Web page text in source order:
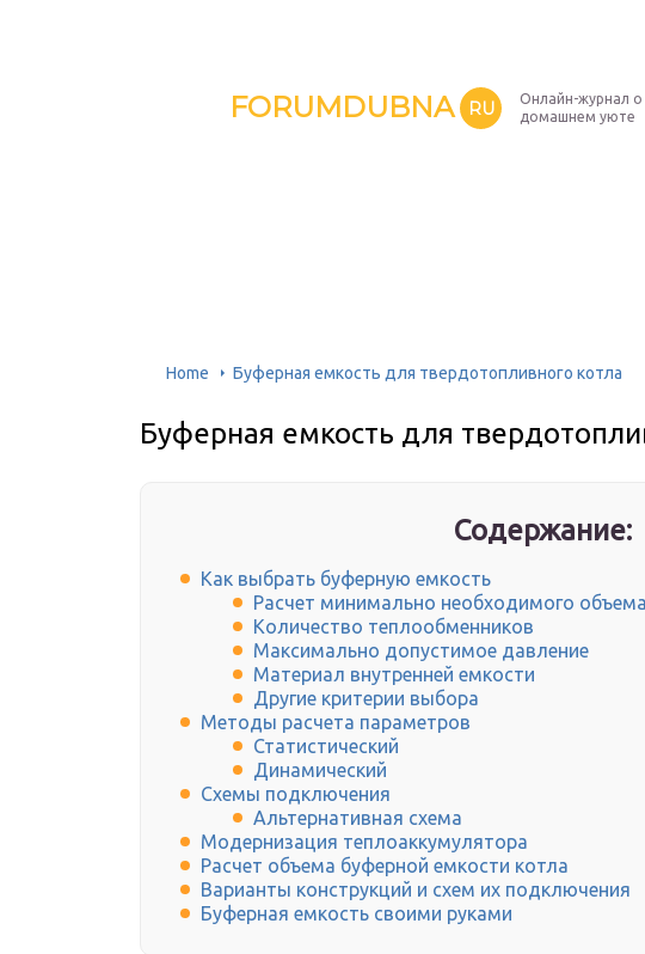
FORUMDUBNA RU
Онлайн-журнал о
домашнем уюте
Home Буферная емкость для твердотопливного котла
Буферная емкость для
Содержание:
Как выбрать буферную емкость
Расчет минимально необходимого объема
Количество теплообменников
Максимально допустимое давление
Материал внутренней емкости
Другие критерии выбора
Методы расчета параметров
Статистический
Динамический
Схемы подключения
Альтернативная схема
Модернизация теплоаккумулятора
Расчет объема буферной емкости котла
Варианты конструкций и схем их подключения
Буферная емкость своими руками